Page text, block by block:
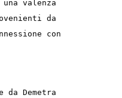
una valenza
da
con
da Demetra